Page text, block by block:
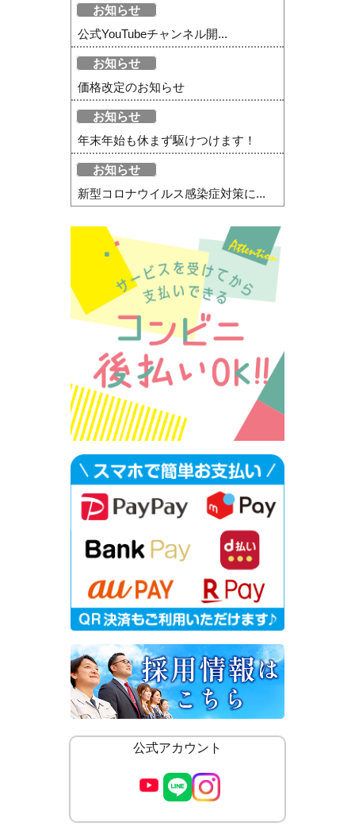
お知らせ
公式YouTubeチャンネル開...
お知らせ
価格改定のお知らせ
お知らせ
年末年始も休まず駆けつけます！
お知らせ
新型コロナウイルス感染症対策に...
公式アカウント